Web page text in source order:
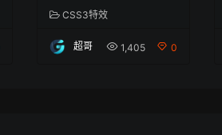
CSS3特效
超哥 1,405 0